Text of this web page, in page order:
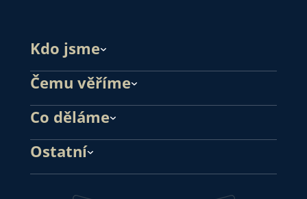
Kdo jsme
Čemu věříme
Co děláme
Ostatní